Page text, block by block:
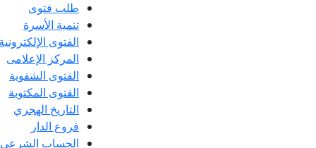
طلب فتوى
تنمية الأسرة
الفتوى الإلكترونية
المركز الإعلامى
الفتوى الشفوية
الفتوى المكتوبة
التاريخ الهجري
فروع الدار
الحساب الشرعي